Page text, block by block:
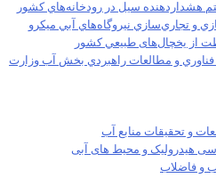
هشداردهنده سيل در رودخانه‌هاي كشور
و تجاري‌سازي نيروگاه‌هاي آبي ميکرو
از يخچال‌های طبيعي كشور
و مطالعات راهبردي بخش آب وزارت
و تحقيقات منابع آب
هیدرولیک و محیط های آبی
و فاضلاب